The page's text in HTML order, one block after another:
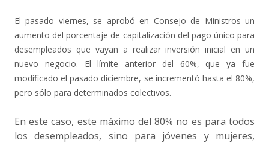
El pasado viernes, se aprobó en Consejo de Ministros un
aumento del porcentaje de capitalización del pago único para
desempleados que vayan a realizar inversión inicial en un
nuevo negocio. El límite anterior del 60%, que ya fue
modificado el pasado diciembre, se incrementó hasta el 80%,
pero sólo para determinados colectivos.
En este caso, este máximo del 80% no es para todos
los desempleados, sino para jóvenes y mujeres,